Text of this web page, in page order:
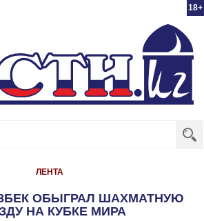
18+
ЛЕНТА
ОБЫГРАЛ ШАХМАТНУЮ
НА КУБКЕ МИРА